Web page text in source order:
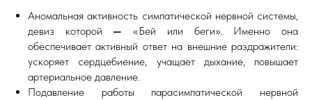
Аномальная активность симпатической нервной системы,
девиз которой —«Бей или беги». Именно она
обеспечивает активный ответ на внешние раздражители:
ускоряет сердцебиение, учащает дыхание, повышает
артериальное давление.
Подавление работы парасимпатической нервной